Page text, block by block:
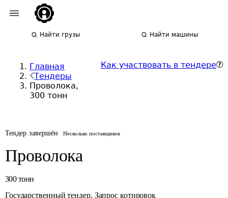
Найти грузы Найти машины
Главная
Тендеры
Проволока,
300 тонн
Как участвовать в тендере
Тендер завершён Несколько поставщиков
Проволока
300 тонн
Государственный тендер, Запрос котировок